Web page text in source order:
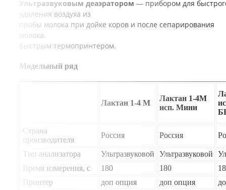
Ультразвуковым деаэратором — прибором для
удаления воздуха из
пробы молока при дойке коров и после сепарирования
молока.
Быстрым термопринтером.
Модельный ряд
Лактан 1-4 М
Лактан 1-4М
исп. Мини
Страна
производителя
Россия Россия
Тип анализатора Ультразвуковой Ультразвуковой
Время измерения, с
180 180
Принтер
доп опция доп опция